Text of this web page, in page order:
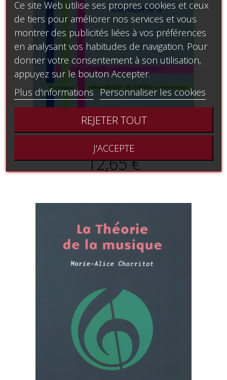
Devoirs de musique - Cahier 5
12,65 €
Ce site Web utilise ses propres cookies et ceux
de tiers pour améliorer nos services et vous
montrer des publicités liées à vos préférences
en analysant vos habitudes de navigation. Pour
donner votre consentement à son utilisation,
appuyez sur le bouton Accepter.
Plus d'informations
Personnaliser les cookies
REJETER TOUT
J'ACCEPTE